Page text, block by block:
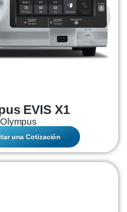
EVIS X1
Olympus
una Cotización